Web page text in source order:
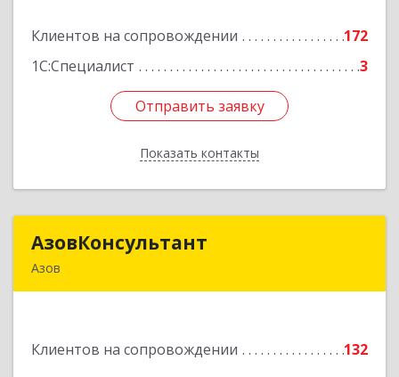
Клиентов на сопровождении
172
1С:Специалист
3
Отправить заявку
Показать контакты
Подробнее
Отправить заявку
Назад
АзовКонсультант
Азов
Клиентов на сопровождении 132
АзовКонсультант
Подробнее